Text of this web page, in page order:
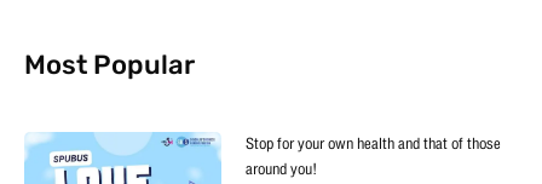
Most Popular
Stop for your own health and that of those
around you!